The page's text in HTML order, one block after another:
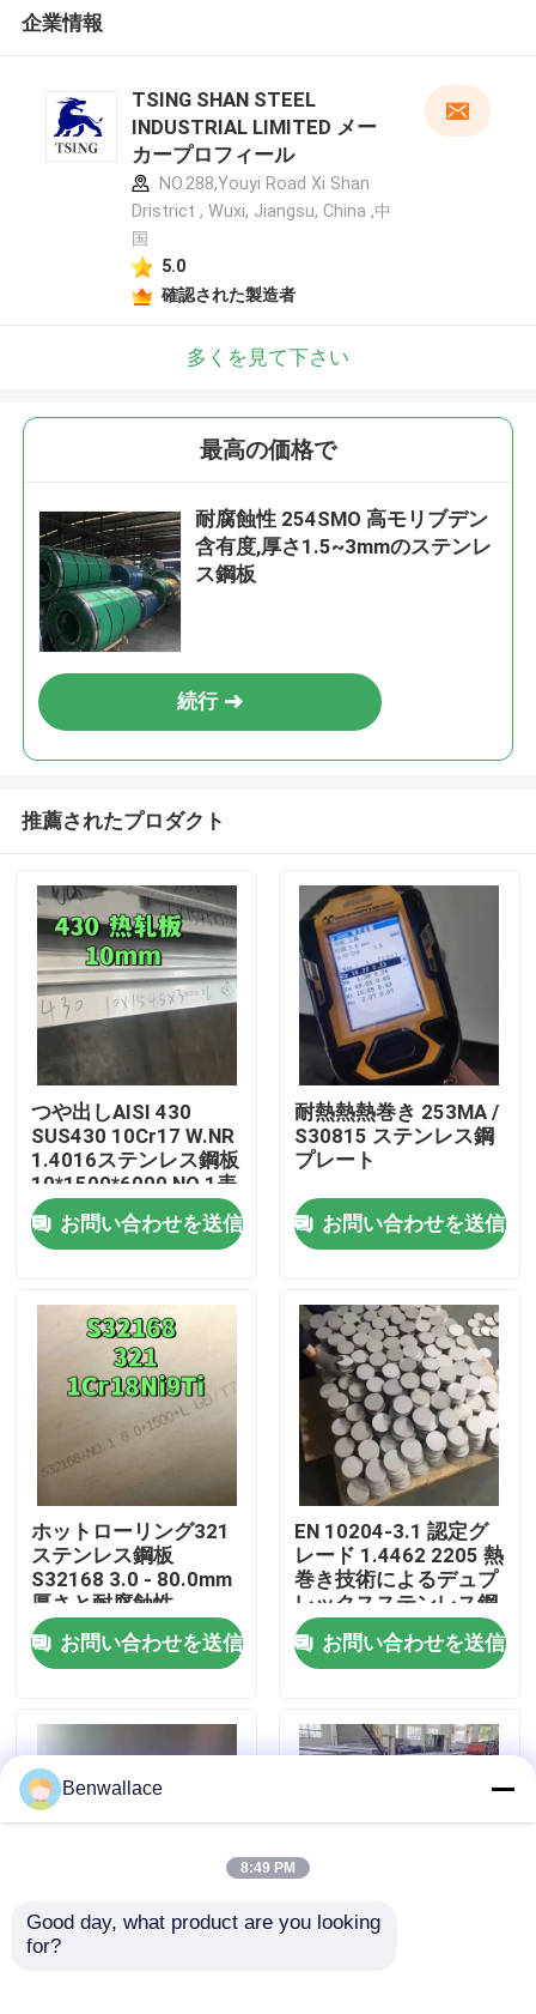
製品
ビデオ
わたしたち に つい て
工場ツアー
連絡 ください
事件
企業情報
TSING SHAN STEEL
INDUSTRIAL LIMITED メー
カープロフィール
NO.288,Youyi Road Xi Shan
Dristrict , Wuxi, Jiangsu, China ,中
国
5.0
確認された製造者
多くを見て下さい
最高の価格で
耐腐蝕性 254SMO 高モリブデン
含有度,厚さ1.5~3mmのステンレ
ス鋼板
続行
推薦されたプロダクト
つや出しAISI 430
SUS430 10Cr17 W.NR
1.4016ステンレス鋼板
10*1500*6000 NO.1表
面
お問い合わせを送信
耐熱熱熱巻き 253MA /
S30815 ステンレス鋼
プレート
お問い合わせを送信
ホットローリング321
ステンレス鋼板
S32168 3.0 - 80.0mm
厚さと耐腐蝕性
お問い合わせを送信
EN 10204-3.1 認定グ
レード 1.4462 2205 熱
巻き技術によるデュプ
レックスステンレス鋼
板
お問い合わせを送信
ホットロール NO.1 表
Benwallace
8:49 PM
Good day, what product are you looking
for?